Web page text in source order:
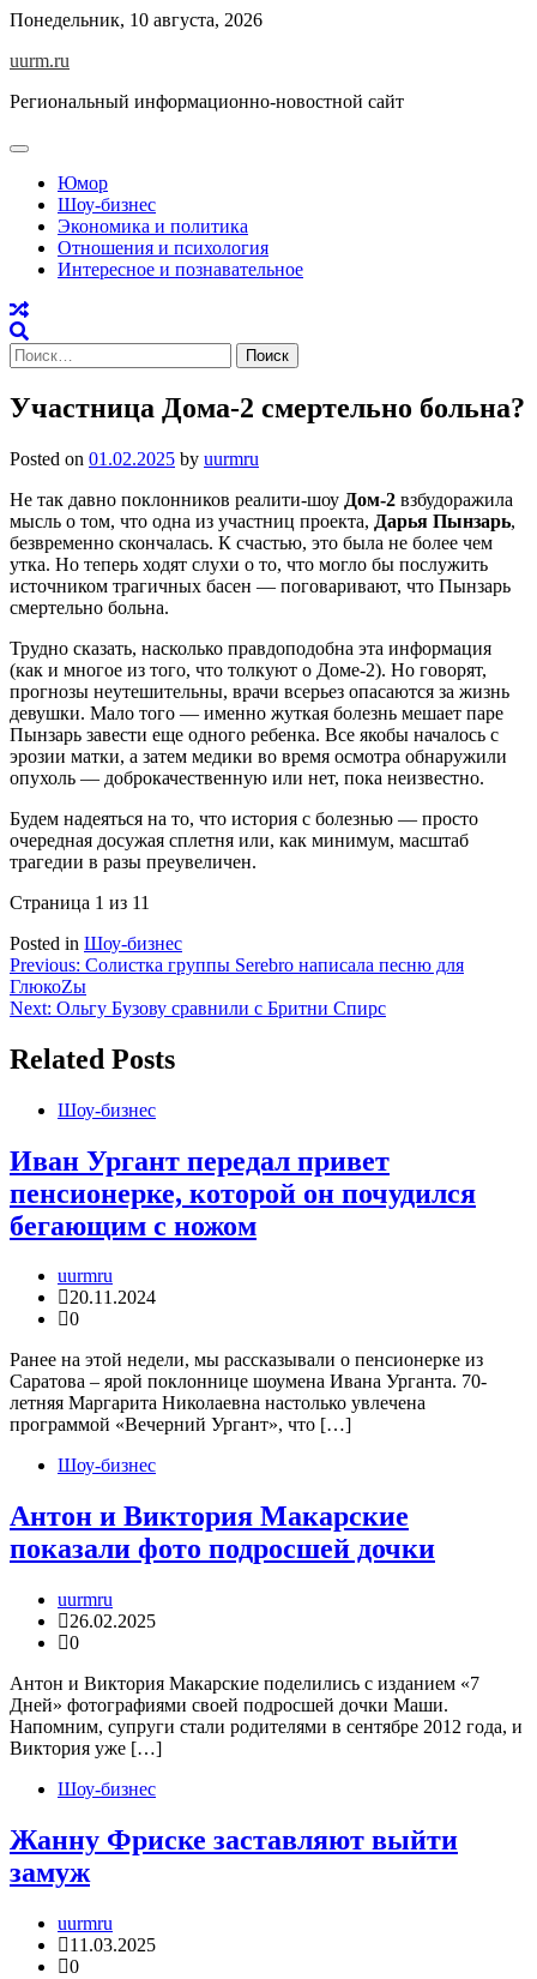
Skip
content
Понедельник, 10 августа, 2026
uurm.ru
Региональный информационно-новостной сайт
Юмор
Шоу-бизнес
Экономика и политика
Отношения и психология
Интересное и познавательное
Найти:
Участница Дома-2 смертельно больна?
Posted on 01.02.2025 by uurmru
Не так давно поклонников реалити-шоу Дом-2 взбудоражила
мысль о том, что одна из участниц проекта, Дарья Пынзарь,
безвременно скончалась. К счастью, это была не более чем
утка. Но теперь ходят слухи о то, что могло бы послужить
источником трагичных басен — поговаривают, что Пынзарь
смертельно больна.
Трудно сказать, насколько правдоподобна эта информация
(как и многое из того, что толкуют о Доме-2). Но говорят,
прогнозы неутешительны, врачи всерьез опасаются за жизнь
девушки. Мало того — именно жуткая болезнь мешает паре
Пынзарь завести еще одного ребенка. Все якобы началось с
эрозии матки, а затем медики во время осмотра обнаружили
опухоль — доброкачественную или нет, пока неизвестно.
Будем надеяться на то, что история с болезнью — просто
очередная досужая сплетня или, как минимум, масштаб
трагедии в разы преувеличен.
Страница 1 из 11
Posted in Шоу-бизнес
Навигация
по
Previous: Солистка группы Serebro написала песню для
ГлюкоZы
Next: Ольгу Бузову сравнили с Бритни Спирс
Related Posts
Шоу-бизнес
Иван Ургант передал привет
пенсионерке, которой он почудился
бегающим с ножом
uurmru
20.11.2024
0
Ранее на этой недели, мы рассказывали о пенсионерке из
Саратова – ярой поклоннице шоумена Ивана Урганта. 70-
летняя Маргарита Николаевна настолько увлечена
программой «Вечерний Ургант», что […]
Шоу-бизнес
Антон и Виктория Макарские
показали фото подросшей дочки
uurmru
26.02.2025
0
Антон и Виктория Макарские поделились с изданием «7
Дней» фотографиями своей подросшей дочки Маши.
Напомним, супруги стали родителями в сентябре 2012 года, и
Виктория уже […]
Шоу-бизнес
Жанну Фриске заставляют выйти
замуж
uurmru
11.03.2025
0